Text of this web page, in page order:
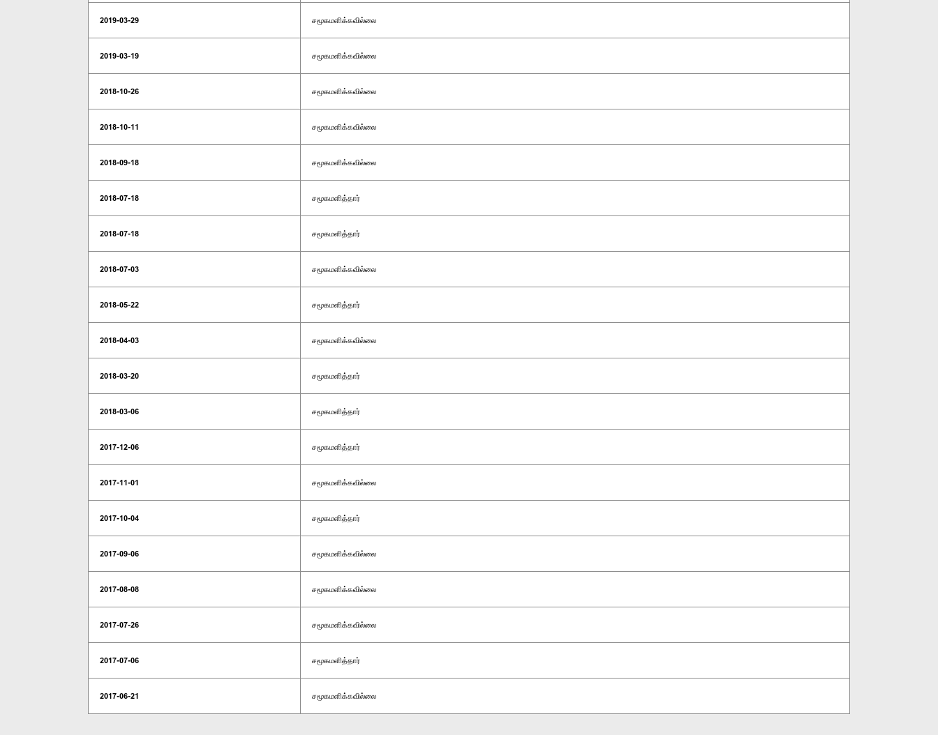
2019-03-29 சமூகமளிக்கவில்லை
2019-03-19 சமூகமளிக்கவில்லை
2018-10-26 சமூகமளிக்கவில்லை
2018-10-11 சமூகமளிக்கவில்லை
2018-09-18 சமூகமளிக்கவில்லை
2018-07-18 சமூகமளித்தார்
2018-07-18 சமூகமளித்தார்
2018-07-03 சமூகமளிக்கவில்லை
2018-05-22 சமூகமளித்தார்
2018-04-03 சமூகமளிக்கவில்லை
2018-03-20 சமூகமளித்தார்
2018-03-06 சமூகமளித்தார்
2017-12-06 சமூகமளித்தார்
2017-11-01 சமூகமளிக்கவில்லை
2017-10-04 சமூகமளித்தார்
2017-09-06 சமூகமளிக்கவில்லை
2017-08-08 சமூகமளிக்கவில்லை
2017-07-26 சமூகமளிக்கவில்லை
2017-07-06 சமூகமளித்தார்
2017-06-21 சமூகமளிக்கவில்லை